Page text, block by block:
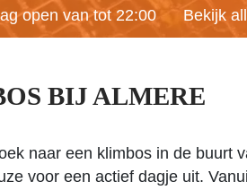
open van tot 22:00 Bekijk
BIJ ALMERE
naar een klimbos in de buurt
voor een actief dagje uit.